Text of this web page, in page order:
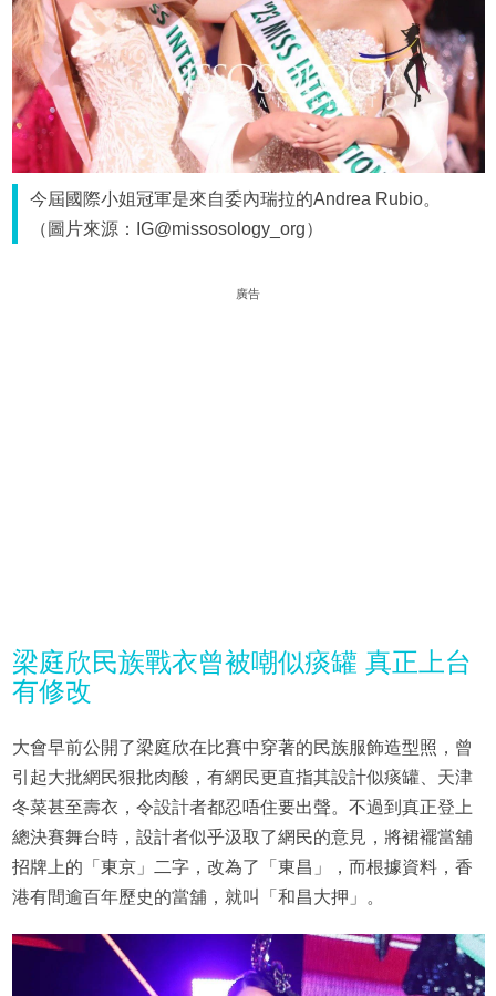
今屆國際小姐冠軍是來自委內瑞拉的Andrea Rubio。
（圖片來源：IG@missosology_org）
廣告
梁庭欣民族戰衣曾被嘲似痰罐 真正上台
有修改
大會早前公開了梁庭欣在比賽中穿著的民族服飾造型照，曾
引起大批網民狠批肉酸，有網民更直指其設計似痰罐、天津
冬菜甚至壽衣，令設計者都忍唔住要出聲。不過到真正登上
總決賽舞台時，設計者似乎汲取了網民的意見，將裙襬當舖
招牌上的「東京」二字，改為了「東昌」，而根據資料，香
港有間逾百年歷史的當舖，就叫「和昌大押」。